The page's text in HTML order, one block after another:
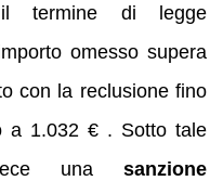
il termine di legge
omesso supera
con la reclusione fino
a 1.032 € . Sotto tale
una sanzione